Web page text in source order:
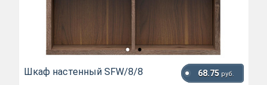
Шкаф настенный SFW/8/8 68.75 руб.